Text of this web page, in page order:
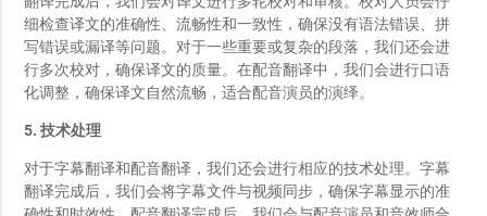
细检查译文的准确性、流畅性和一致性，确保没有语法错误、拼
写错误或漏译等问题。对于一些重要或复杂的段落，我们还会进
行多次校对，确保译文的质量。在配音翻译中，我们会进行口语
化调整，确保译文自然流畅，适合配音演员的演绎。
5. 技术处理
对于字幕翻译和配音翻译，我们还会进行相应的技术处理。字幕
翻译完成后，我们会将字幕文件与视频同步，确保字幕显示的准